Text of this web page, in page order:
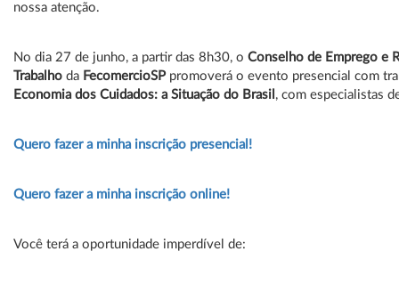
nossa atenção.
No dia 27 de junho, a partir das 8h30, o Conselho de Emprego e
Trabalho da FecomercioSPpromoverá o evento presencial com
Economia dos Cuidados: a Situação do Brasil , com especialistas
Quero fazer a minha inscrição presencial!
Quero fazer a minha inscrição online!
Você terá a oportunidade imperdível de: